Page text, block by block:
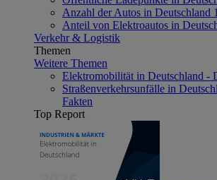
Anzahl der Autos in Deutschland
Anteil von Elektroautos in
Verkehr & Logistik
Themen
Weitere Themen
Elektromobilität in Deutschland -
Straßenverkehrsunfälle in
Fakten
Top Report